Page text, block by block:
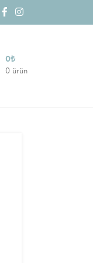
0 ürün
0₺